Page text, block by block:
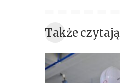
Także czytają